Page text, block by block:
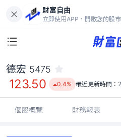
財富自由
立即使用APP，開啟您的股
123.50
德宏 5475
123.50 0.4% 最近更新時間：
個股概覽 財務報表